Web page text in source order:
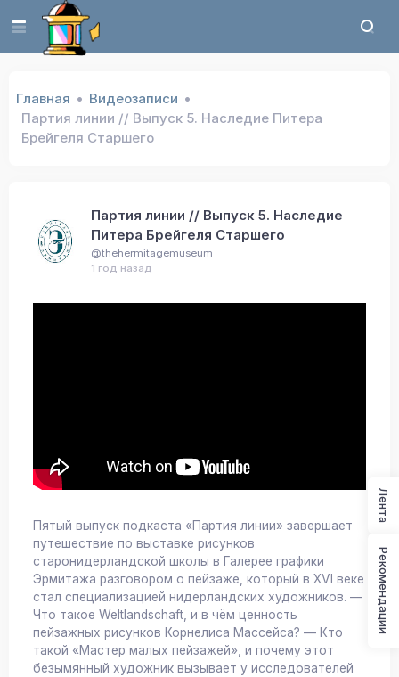
Главная
Видеозаписи
Партия линии // Выпуск 5. Наследие Питера
Брейгеля Старшего
Партия линии // Выпуск 5. Наследие
Питера Брейгеля Старшего
@thehermitagemuseum
1 год назад
Пятый выпуск подкаста «Партия линии» завершает
путешествие по выставке рисунков
старонидерландской школы в Галерее графики
Эрмитажа разговором о пейзаже, который в XVI веке
стал специализацией нидерландских художников. —
Что такое Weltlandschaft, и в чём ценность
пейзажных рисунков Корнелиса Массейса? — Кто
такой «Мастер малых пейзажей», и почему этот
безымянный художник вызывает у исследователей
Лента
Рекомендации